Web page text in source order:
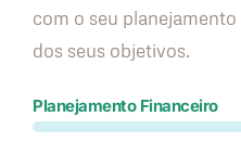
com o seu
dos seus objetivos.
Planejamento Financeiro